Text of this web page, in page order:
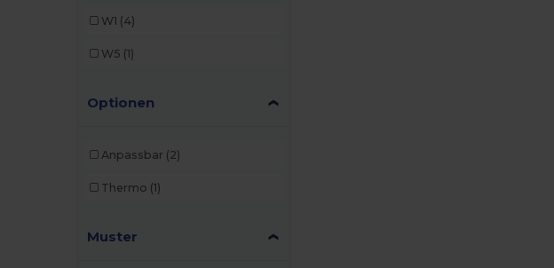
W1 (4)
W5 (1)
Optionen
Anpassbar (2)
Thermo (1)
Muster